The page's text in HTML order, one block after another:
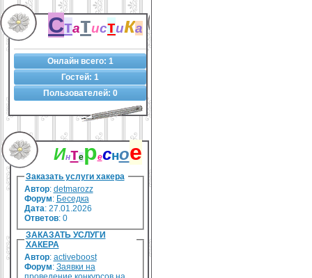
Статистика
Онлайн всего: 1
Гостей: 1
Пользователей: 0
Интересное
Заказать услуги хакера
Автор: detmarozz
Форум: Беседка
Дата: 27.01.2026
Ответов: 0
ЗАКАЗАТЬ УСЛУГИ
ХАКЕРА
Автор: activeboost
Форум: Заявки на